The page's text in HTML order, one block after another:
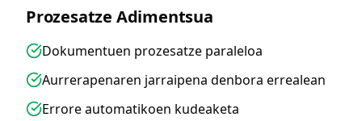
Prozesatze Adimentsua
Dokumentuen prozesatze paraleloa
Aurrerapenaren jarraipena denbora errealean
Errore automatikoen kudeaketa